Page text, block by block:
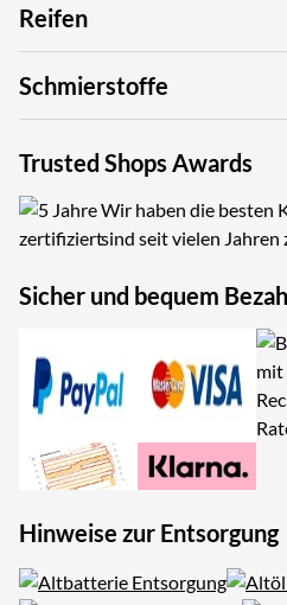
Reifen
Schmierstoffe
Trusted Shops Awards
Wir haben die besten
sind seit vielen
Sicher und bequem
Hinweise zur Entsorgung